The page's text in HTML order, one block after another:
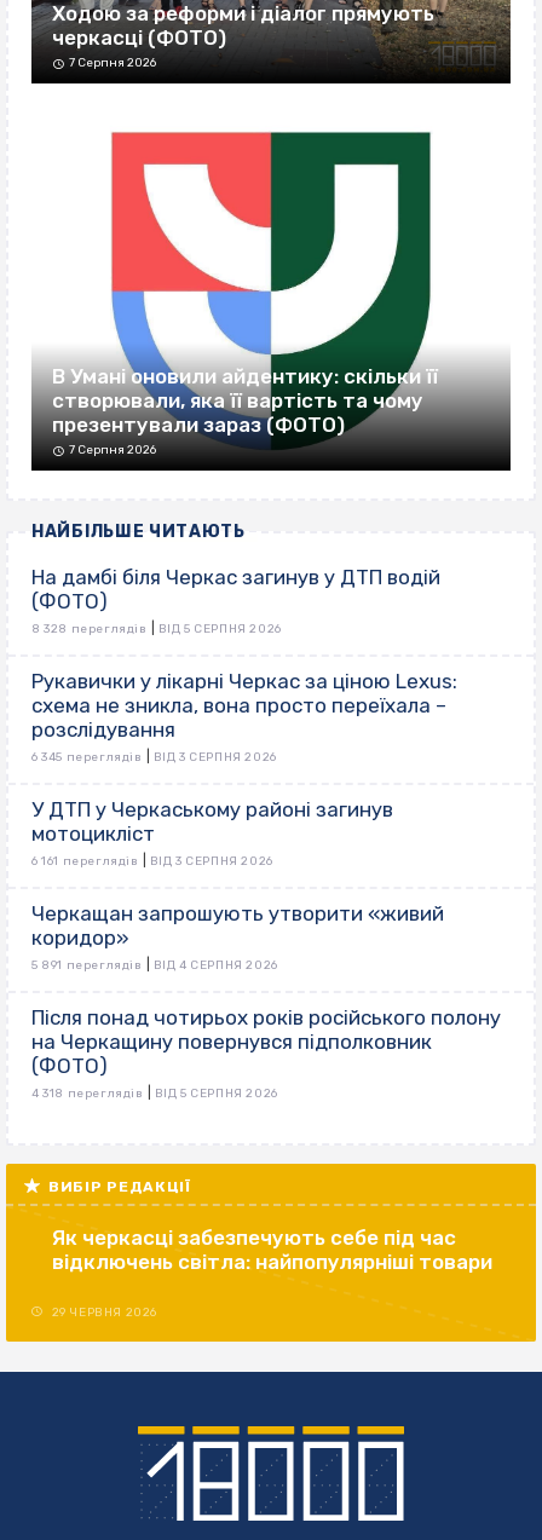
Ходою за реформи і діалог прямують
черкасці (ФОТО)
7 Серпня 2026
В Умані оновили айдентику: скільки її
створювали, яка її вартість та чому
презентували зараз (ФОТО)
7 Серпня 2026
НАЙБІЛЬШЕ ЧИТАЮТЬ
На дамбі біля Черкас загинув у ДТП водій
(ФОТО)
8 328 переглядів ВІД 5 СЕРПНЯ 2026
Рукавички у лікарні Черкас за ціною Lexus:
схема не зникла, вона просто переїхала –
розслідування
6 345 переглядів ВІД 3 СЕРПНЯ 2026
У ДТП у Черкаському районі загинув
мотоцикліст
6 161 переглядів ВІД 3 СЕРПНЯ 2026
Черкащан запрошують утворити «живий
коридор»
5 891 переглядів ВІД 4 СЕРПНЯ 2026
Після понад чотирьох років російського полону
на Черкащину повернувся підполковник
(ФОТО)
4 318 переглядів ВІД 5 СЕРПНЯ 2026
ВИБІР РЕДАКЦІЇ
Як черкасці забезпечують себе під час
відключень світла: найпопулярніші товари
29 ЧЕРВНЯ 2026